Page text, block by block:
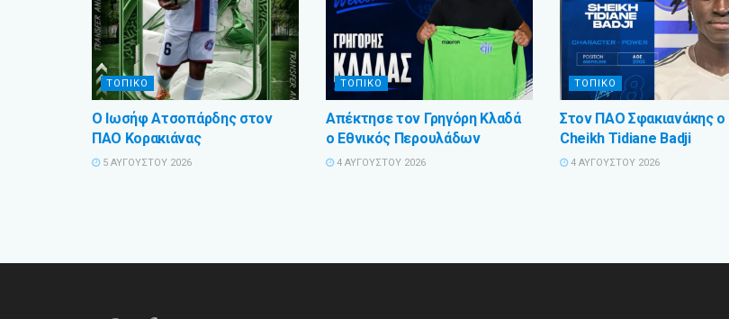
ΤΟΠΙΚΟ
Ο Ιωσήφ Ατσοπάρδης στον
ΠΑΟ Κορακιάνας
5 ΑΥΓΟΎΣΤΟΥ 2026
ΤΟΠΙΚΟ
Απέκτησε τον Γρηγόρη Κλαδά
ο Εθνικός Περουλάδων
4 ΑΥΓΟΎΣΤΟΥ 2026
ΤΟΠΙΚΟ
Στον ΠΑΟ Σφακιανάκης ο
Cheikh Tidiane Badji
4 ΑΥΓΟΎΣΤΟΥ 2026